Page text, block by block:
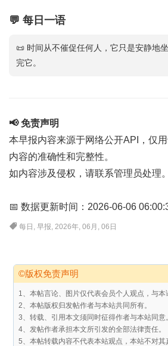
💬 每日一语
📜 时间从不催促任何人，它只是安静地
完它。
📢 免责声明
本早报内容来源于网络公开API，仅
内容的准确性和完整性。
如内容涉及侵权，请联系管理员处理。
📅 数据更新时间：2026-06-06
每日 ,早报,2026年,06月 ,06日
©版权免责声明
1、本帖言论、图片仅代表会员个人观点，与本
2、本帖版权归发帖作者与本站共同所有。
3、转载、引用本文须同时征得作者与本站同意
4、发帖作者承担本文所引发的全部法律责任。
5、本帖转载内容不代表本站观点，本站不对其